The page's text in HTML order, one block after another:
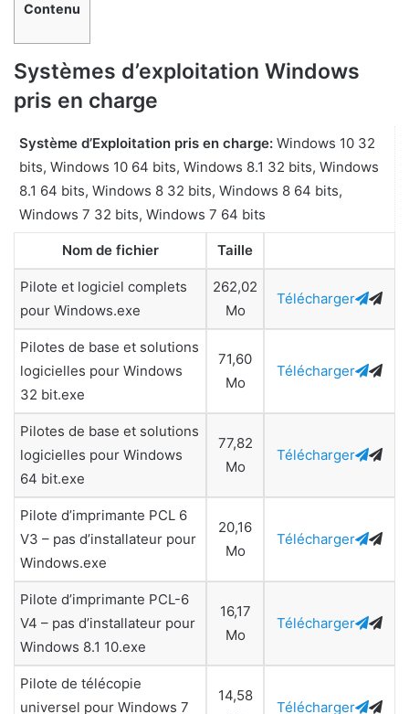
Contenu
Systèmes d’exploitation Windows
pris en charge
Système d’Exploitation pris en charge: Windows 10 32
bits, Windows 10 64 bits, Windows 8.1 32 bits, Windows
8.1 64 bits, Windows 8 32 bits, Windows 8 64 bits,
Windows 7 32 bits, Windows 7 64 bits
Nom de fichier Taille
Pilote et logiciel complets
pour Windows.exe
262,02
Mo
Télécharger
Pilotes de base et solutions
logicielles pour Windows
32 bit.exe
71,60
Mo
Télécharger
Pilotes de base et solutions
logicielles pour Windows
64 bit.exe
77,82
Mo
Télécharger
Pilote d’imprimante PCL 6
V3 – pas d’installateur pour
Windows.exe
20,16
Mo
Télécharger
Pilote d’imprimante PCL-6
V4 – pas d’installateur pour
Windows 8.1 10.exe
16,17
Mo
Télécharger
Pilote de télécopie
universel pour Windows 7
14,58
Télécharger